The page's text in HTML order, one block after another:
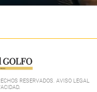
RESERVADOS. AVISO LEGAL
.